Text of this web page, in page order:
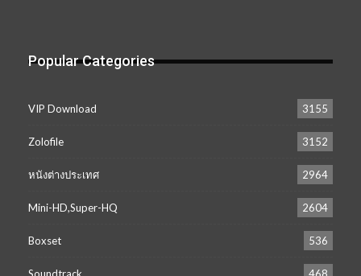
Popular Categories
VIP Download 3155
Zolofile 3152
หนังต่างประเทศ 2964
Mini-HD,Super-HQ 2604
Boxset 536